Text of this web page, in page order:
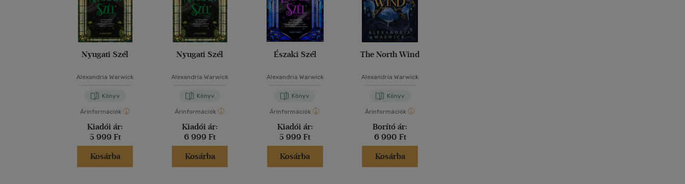
Nyugati Szél
Alexandria Warwick
Könyv
Árinformációk
Kiadói ár:
5 999 Ft
Kosárba
Nyugati Szél
Alexandria Warwick
Könyv
Árinformációk
Kiadói ár:
6 999 Ft
Kosárba
Északi Szél
Alexandria Warwick
Könyv
Árinformációk
Kiadói ár:
5 999 Ft
Kosárba
The North Wind
Alexandria Warwick
Könyv
Árinformációk
Borító ár:
6 990 Ft
Kosárba